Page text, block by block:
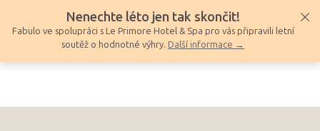
obsah
Nenechte léto jen tak skončit!
Fabulo ve spolupráci s Le Primore Hotel & Spa pro vás připravili letní
soutěž o hodnotné výhry. Další informace →